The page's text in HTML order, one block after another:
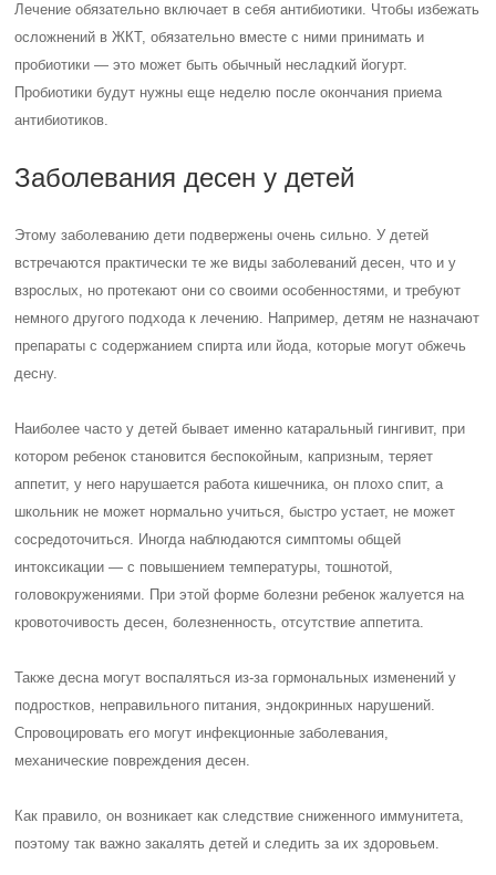
Лечение обязательно включает в себя антибиотики. Чтобы избежать
осложнений в ЖКТ, обязательно вместе с ними принимать и
пробиотики — это может быть обычный несладкий йогурт.
Пробиотики будут нужны еще неделю после окончания приема
антибиотиков.
Заболевания десен у детей
Этому заболеванию дети подвержены очень сильно. У детей
встречаются практически те же виды заболеваний десен, что и у
взрослых, но протекают они со своими особенностями, и требуют
немного другого подхода к лечению. Например, детям не назначают
препараты с содержанием спирта или йода, которые могут обжечь
десну.
Наиболее часто у детей бывает именно катаральный гингивит, при
котором ребенок становится беспокойным, капризным, теряет
аппетит, у него нарушается работа кишечника, он плохо спит, а
школьник не может нормально учиться, быстро устает, не может
сосредоточиться. Иногда наблюдаются симптомы общей
интоксикации — с повышением температуры, тошнотой,
головокружениями. При этой форме болезни ребенок жалуется на
кровоточивость десен, болезненность, отсутствие аппетита.
Также десна могут воспаляться из-за гормональных изменений у
подростков, неправильного питания, эндокринных нарушений.
Спровоцировать его могут инфекционные заболевания,
механические повреждения десен.
Как правило, он возникает как следствие сниженного иммунитета,
поэтому так важно закалять детей и следить за их здоровьем.